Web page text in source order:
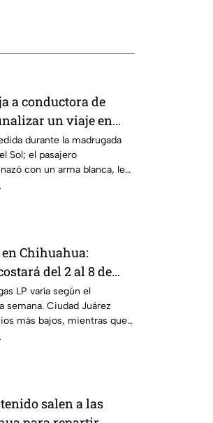
a conductora de
un viaje en
durante la madrugada
Sol; el pasajero
con un arma blanca, le
después de lesionarla.
Chihuahua:
del 2 al 8 de
LP varía según el
semana. Ciudad Juárez
más bajos, mientras que
registrarán el costo
salen a las